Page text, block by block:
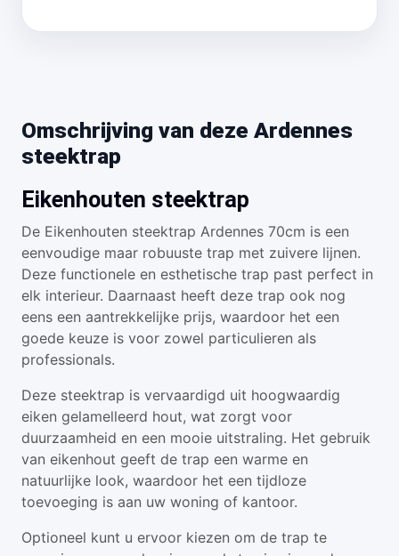
Omschrijving van deze Ardennes
steektrap
Eikenhouten steektrap
De Eikenhouten steektrap Ardennes 70cm is een
eenvoudige maar robuuste trap met zuivere lijnen.
Deze functionele en esthetische trap past perfect in
elk interieur. Daarnaast heeft deze trap ook nog
eens een aantrekkelijke prijs, waardoor het een
goede keuze is voor zowel particulieren als
professionals.
Deze steektrap is vervaardigd uit hoogwaardig
eiken gelamelleerd hout, wat zorgt voor
duurzaamheid en een mooie uitstraling. Het gebruik
van eikenhout geeft de trap een warme en
natuurlijke look, waardoor het een tijdloze
toevoeging is aan uw woning of kantoor.
Optioneel kunt u ervoor kiezen om de trap te